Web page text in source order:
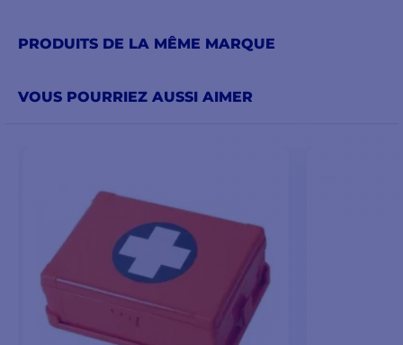
PRODUITS DE LA MÊME MARQUE
VOUS POURRIEZ AUSSI AIMER